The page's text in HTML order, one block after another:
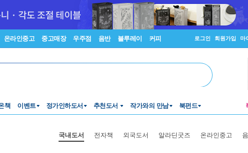
온라인중고 중고매장 우주점 음반 블루레이 커피 로그인 회원가입 마
책 이벤트 정가인하도서 추천도서 작가와의 만남 북펀드
국내도서 전자책 외국도서 알라딘굿즈 온라인중고